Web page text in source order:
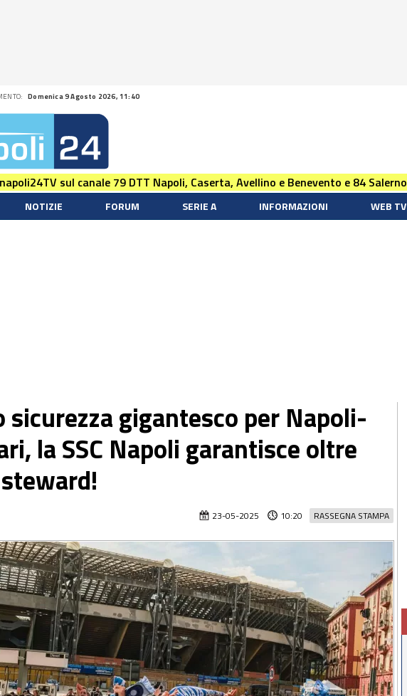
Domenica 9 Agosto 2026, 11:40
sul canale 79 DTT Napoli, Caserta, Avellino e Benevento e 84 Salerno
NOTIZIE FORUM SERIE A INFORMAZIONI WEB TV
sicurezza gigantesco per Napoli-
la SSC Napoli garantisce oltre
RASSEGNA STAMPA
23-05-2025 10:20